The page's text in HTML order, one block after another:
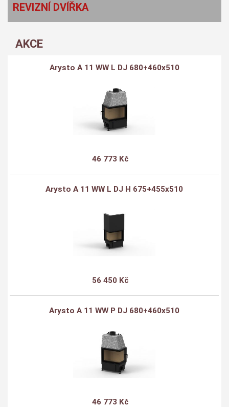
REVIZNÍ DVÍŘKA
AKCE
Arysto A 11 WW L DJ 680+460x510
46 773 Kč
Arysto A 11 WW L DJ H 675+455x510
56 450 Kč
Arysto A 11 WW P DJ 680+460x510
46 773 Kč